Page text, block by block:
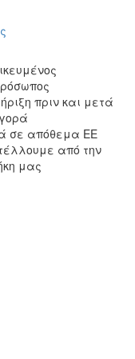
πριν και μετά
σε απόθεμα ΕΕ
από την
μας